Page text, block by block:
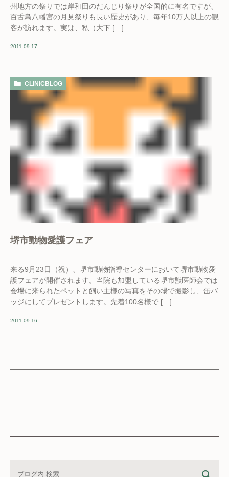
州地方の祭りでは岸和田のだんじり祭りが全国的に有名ですが、
百舌鳥八幡宮の月見祭りも長い歴史があり、毎年10万人以上の観
客が訪れます。実は、私（大下 […]
2011.09.17
CLINICBLOG
堺市動物愛護フェア
来る9月23日（祝）、堺市動物指導センターにおいて堺市動物愛
護フェアが開催されます。当院も加盟している堺市獣医師会では
会場に来られたペットと飼い主様の写真をその場で撮影し、缶バ
ッジにしてプレゼントします。先着100名様で […]
2011.09.16